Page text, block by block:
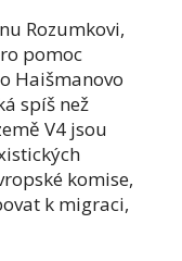
Rozumkovi,
pomoc
Haišmanovo
spíš než
V4 jsou
komise,
k migraci,